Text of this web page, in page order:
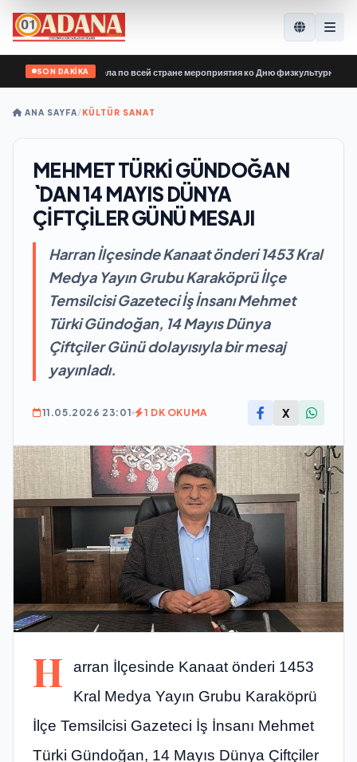
SON DAKİKA
России» провела по всей стране мероприятия ко Дню физкультурника
ANA SAYFA/KÜLTÜR SANAT
MEHMET TÜRKİ GÜNDOĞAN
`DAN 14 MAYIS DÜNYA
ÇİFTÇİLER GÜNÜ MESAJI
Harran İlçesinde Kanaat önderi 1453 Kral
Medya Yayın Grubu Karaköprü İlçe
Temsilcisi Gazeteci İş İnsanı Mehmet
Türki Gündoğan, 14 Mayıs Dünya
Çiftçiler Günü dolayısıyla bir mesaj
yayınladı.
11.05.2026 23:01 1 DK OKUMA X
H
arran İlçesinde Kanaat önderi 1453
Kral Medya Yayın Grubu Karaköprü
İlçe Temsilcisi Gazeteci İş İnsanı Mehmet
Türki Gündoğan, 14 Mayıs Dünya Çiftçiler